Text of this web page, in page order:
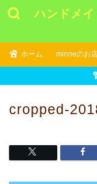
ハンドメ
ホーム minneのお
cropped-